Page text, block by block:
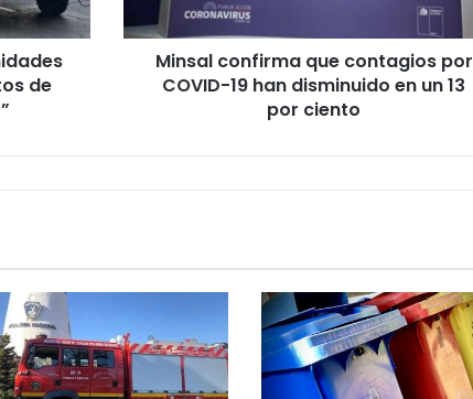
de
disminuido
ciento
Minsal confirma que contagios por
COVID-19 han disminuido en un 13
por ciento